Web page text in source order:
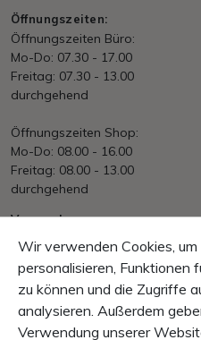
Öffnungszeiten:
Öffnungszeiten Büro:
Mo-Do: 07.30 - 17.00
Freitag: 07.30 - 13.00
durchgehend
Öffnungszeiten Shop:
Mo-Do: 08.00 - 16.00
Freitag: 08.00 - 13.00
durchgehend
Versand
Webshop-Bestellungen ab €
International und andere
Zahlung
Rechnung, Vorkasse,
Wir verwenden Cookies,
personalisieren, Funktionen
zu können und die Zugriffe
analysieren. Außerdem
Verwendung unserer